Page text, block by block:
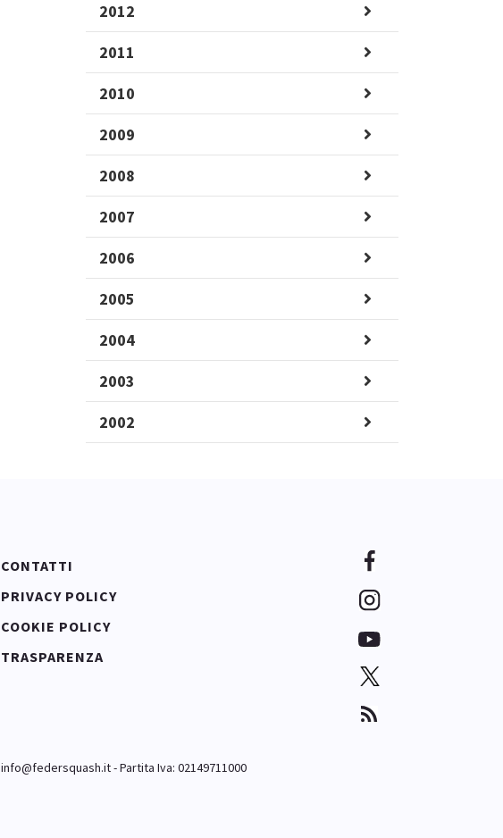
2012
2011
2010
2009
2008
2007
2006
2005
2004
2003
2002
CONTATTI
PRIVACY POLICY
COOKIE POLICY
TRASPARENZA
info@federsquash.it- Partita Iva: 02149711000